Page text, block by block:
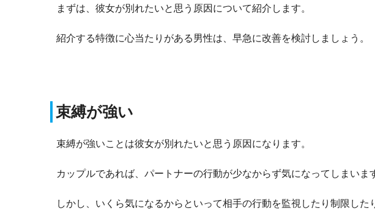
まずは、彼女が別れたいと思う原因について紹介します。
紹介する特徴に心当たりがある男性は、早急に改善を検討しましょう。
束縛が強い
束縛が強いことは彼女が別れたいと思う原因になります。
カップルであれば、パートナーの行動が少なからず気になってしまいま
しかし、いくら気になるからといって相手の行動を監視したり制限した